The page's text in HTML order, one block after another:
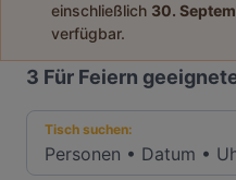
einschließlich 30.
verfügbar.
3 Für Feiern geeignete
Tisch suchen:
Personen • Datum •